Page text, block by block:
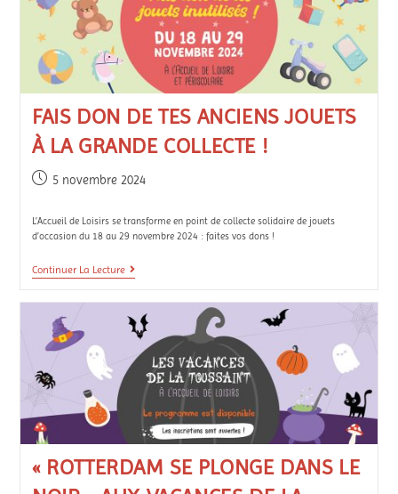
FAIS DON DE TES ANCIENS JOUETS
À LA GRANDE COLLECTE !
5 novembre 2024
L’Accueil de Loisirs se transforme en point de collecte solidaire de jouets
d’occasion du 18 au 29 novembre 2024 : faites vos dons !
Continuer La Lecture
« ROTTERDAM SE PLONGE DANS LE